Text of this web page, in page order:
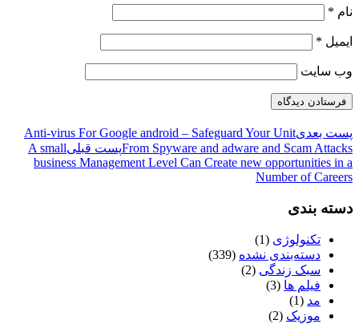
نام *
ایمیل *
وب‌ سایت
پست بعدیAnti-virus For Google android – Safeguard Your Unit
From Spyware and adware and Scam Attacksپست قبلیA small
business Management Level Can Create new opportunities in a
Number of Careers
دسته بندی
تکنولوژی (1)
دسته‌بندی نشده (339)
سبک زندگی (2)
فیلم ها (3)
مد (1)
موزیک (2)